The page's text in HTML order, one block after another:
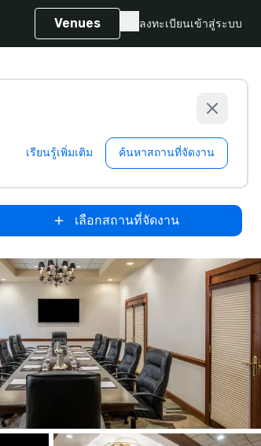
Venues ลงทะเบียนเข้าสู่ระบบ
เรียนรู้เพิ่มเติม ค้นหาสถานที่จัดงาน
เลือกสถานที่จัดงาน